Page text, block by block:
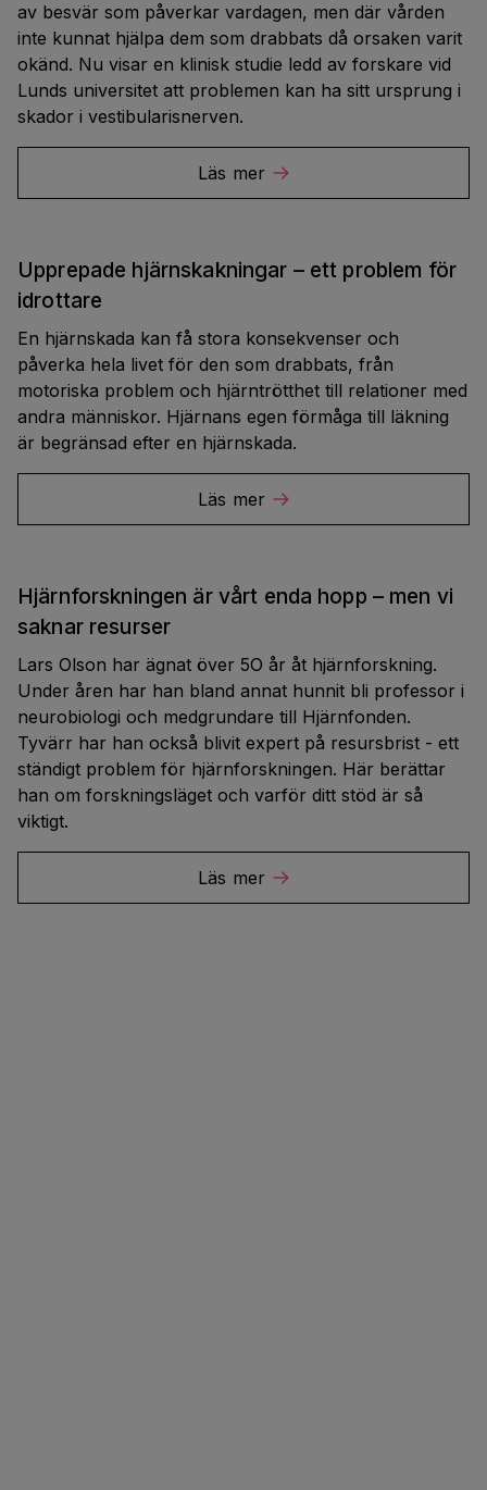
av besvär som påverkar vardagen, men där vården
inte kunnat hjälpa dem som drabbats då orsaken varit
okänd. Nu visar en klinisk studie ledd av forskare vid
Lunds universitet att problemen kan ha sitt ursprung i
skador i vestibularisnerven.
Läs mer
Upprepade hjärnskakningar – ett problem för
idrottare
En hjärnskada kan få stora konsekvenser och
påverka hela livet för den som drabbats, från
motoriska problem och hjärntrötthet till relationer med
andra människor. Hjärnans egen förmåga till läkning
är begränsad efter en hjärnskada.
Läs mer
Hjärnforskningen är vårt enda hopp – men vi
saknar resurser
Lars Olson har ägnat över 5O år åt hjärnforskning.
Under åren har han bland annat hunnit bli professor i
neurobiologi och medgrundare till Hjärnfonden.
Tyvärr har han också blivit expert på resursbrist - ett
ständigt problem för hjärnforskningen. Här berättar
han om forskningsläget och varför ditt stöd är så
viktigt.
Läs mer